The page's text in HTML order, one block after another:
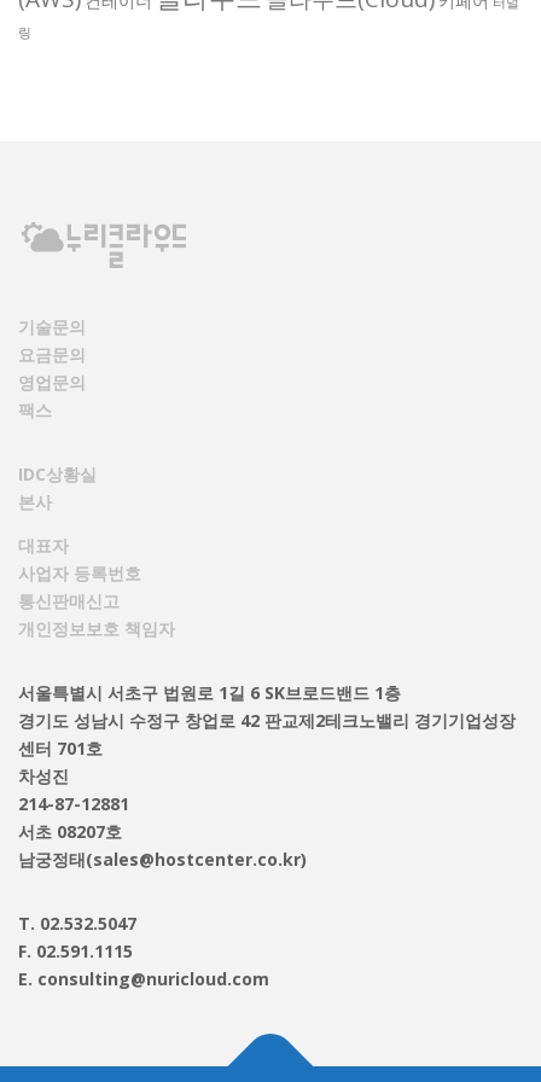
링
기술문의
요금문의
영업문의
팩스
IDC상황실
본사
대표자
사업자 등록번호
통신판매신고
개인정보보호 책임자
서울특별시 서초구 법원로 1길 6 SK브로드밴드 1층
경기도 성남시 수정구 창업로 42 판교제2테크노밸리 경기기업성장
센터 701호
차성진
214-87-12881
서초 08207호
남궁정태(sales@hostcenter.co.kr)
T. 02.532.5047
F. 02.591.1115
E. consulting@nuricloud.com